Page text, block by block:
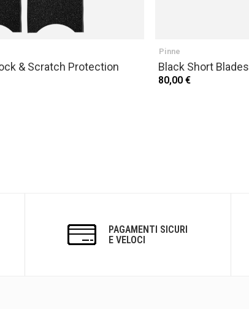
& Scratch Protection
Pinne
Black Short Blades
80,00 €
PAGAMENTI SICURI
E VELOCI